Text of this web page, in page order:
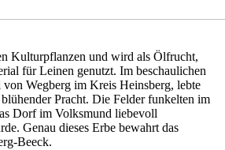
Kulturpflanzen und wird als Ölfrucht,
für Leinen genutzt. Im beschaulichen
Wegberg im Kreis Heinsberg, lebte
Pracht. Die Felder funkelten im
Dorf im Volksmund liebevoll
Genau dieses Erbe bewahrt das
Beeck.